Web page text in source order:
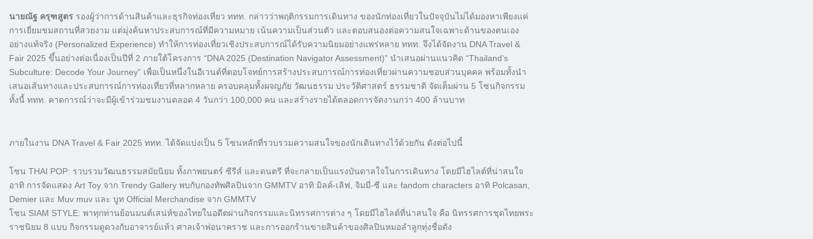
นายณัฐ ครุฑสูตร รองผู้ว่าการด้านสินค้าและธุรกิจท่องเที่ยว ททท. กล่าวว่าพฤติกรรมการเดินทาง ของนักท่องเที่ยวในปัจจุบันไม่ได้มองหาเพียงแค่
การเยี่ยมชมสถานที่สวยงาม แต่มุ่งค้นหาประสบการณ์ที่มีความหมาย เน้นความเป็นส่วนตัว และตอบสนองต่อความสนใจเฉพาะด้านของตนเอง
อย่างแท้จริง (Personalized Experience) ทำให้การท่องเที่ยวเชิงประสบการณ์ได้รับความนิยมอย่างแพร่หลาย ททท. จึงได้จัดงาน DNA Travel &
Fair 2025 ขึ้นอย่างต่อเนื่องเป็นปีที่ 2 ภายใต้โครงการ “DNA 2025 (Destination Navigator Assessment)” นำเสนอผ่านแนวคิด “Thailand’s
Subculture: Decode Your Journey” เพื่อเป็นหนึ่งในอีเวนต์ที่ตอบโจทย์การสร้างประสบการณ์การท่องเที่ยวผ่านความชอบส่วนบุคคล พร้อมทั้งนำ
เสนอเส้นทางและประสบการณ์การท่องเที่ยวที่หลากหลาย ครอบคลุมทั้งผจญภัย วัฒนธรรม ประวัติศาสตร์ ธรรมชาติ จัดเต็มผ่าน 5 โซนกิจกรรม
ทั้งนี้ ททท. คาดการณ์ว่าจะมีผู้เข้าร่วมชมงานตลอด 4 วันกว่า 100,000 คน และสร้างรายได้ตลอดการจัดงานกว่า 400 ล้านบาท
ภายในงาน DNA Travel & Fair 2025 ททท. ได้จัดแบ่งเป็น 5 โซนหลักที่รวบรวมความสนใจของนักเดินทางไว้ด้วยกัน ดังต่อไปนี้
โซน THAI POP: รวบรวมวัฒนธรรมสมัยนิยม ทั้งภาพยนตร์ ซีรีส์ และดนตรี ที่จะกลายเป็นแรงบันดาลใจในการเดินทาง โดยมีไฮไลต์ที่น่าสนใจ
อาทิ การจัดแสดง Art Toy จาก Trendy Gallery พบกับกองทัพศิลปินจาก GMMTV อาทิ มิลค์-เลิฟ, จิมมี่-ซี และ fandom characters อาทิ Polcasan,
Demier และ Muv muv และ บูท Official Merchandise จาก GMMTV
โซน SIAM STYLE: พาทุกท่านย้อนมนต์เสน่ห์ของไทยในอดีตผ่านกิจกรรมและนิทรรศการต่าง ๆ โดยมีไฮไลต์ที่น่าสนใจ คือ นิทรรศการชุดไทยพระ
ราชนิยม 8 แบบ กิจกรรมดูดวงกับอาจารย์แห้ว ศาลเจ้าพ่อนาคราช และการออกร้านขายสินค้าของศิลปินหมอลำลูกทุ่งชื่อดัง